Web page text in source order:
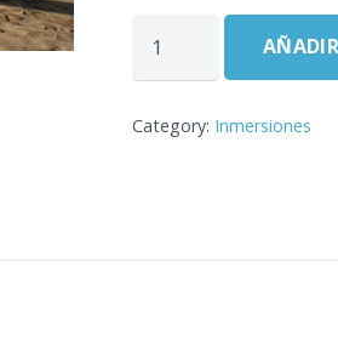
personas
cantidad
Category: Inmersiones